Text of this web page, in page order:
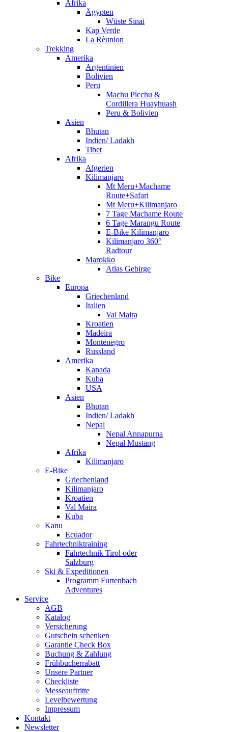
Afrika
Ägypten
Wüste Sinai
Kap Verde
La Rèunion
Trekking
Amerika
Argentinien
Bolivien
Peru
Machu Picchu &
Cordillera Huayhuash
Peru & Bolivien
Asien
Bhutan
Indien/ Ladakh
Tibet
Afrika
Algerien
Kilimanjaro
Mt Meru+Machame
Route+Safari
Mt Meru+Kilimanjaro
7 Tage Machame Route
6 Tage Marangu Route
E-Bike Kilimanjaro
Kilimanjaro 360°
Radtour
Marokko
Atlas Gebirge
Bike
Europa
Griechenland
Italien
Val Maira
Kroatien
Madeira
Montenegro
Russland
Amerika
Kanada
Kuba
USA
Asien
Bhutan
Indien/ Ladakh
Nepal
Nepal Annapurna
Nepal Mustang
Afrika
Kilimanjaro
E-Bike
Griechenland
Kilimanjaro
Kroatien
Val Maira
Kuba
Kanu
Ecuador
Fahrtechniktraining
Fahrtechnik Tirol oder
Salzburg
Ski & Expeditionen
Programm Furtenbach
Adventures
Service
AGB
Katalog
Versicherung
Gutschein schenken
Garantie Check Box
Buchung & Zahlung
Frühbucherrabatt
Unsere Partner
Checkliste
Messeauftritte
Levelbewertung
Impressum
Kontakt
Newsletter